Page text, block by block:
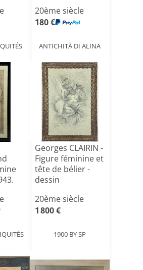
20ème siècle
180 €
ANTICHITÀ DI ALINA
Georges CLAIRIN -
Figure féminine et
tête de bélier -
dessin
20ème siècle
1 800 €
1900 BY SP